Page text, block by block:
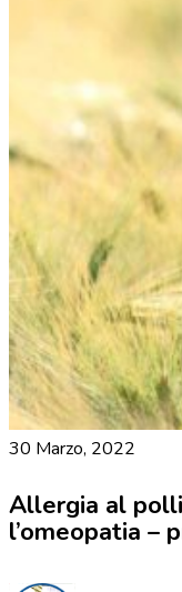
30 Marzo, 2022
Allergia al
l’omeopatia –